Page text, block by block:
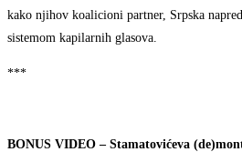
kako njihov koalicioni partner, Srpska
sistemom kapilarnih glasova.
***
BONUS VIDEO – Stamatovićeva